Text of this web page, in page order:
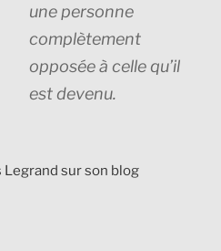
une personne
complètement
opposée à celle qu’il
est devenu.
sur son blog